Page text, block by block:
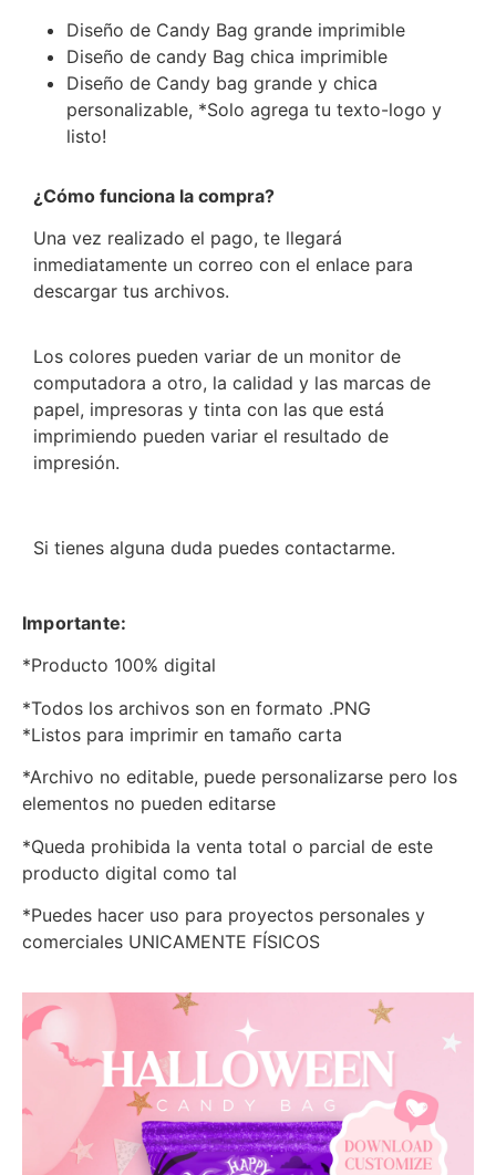
Diseño de Candy Bag grande imprimible
Diseño de candy Bag chica imprimible
Diseño de Candy bag grande y chica
personalizable, *Solo agrega tu texto-logo y
listo!
¿Cómo funciona la compra?
Una vez realizado el pago, te llegará
inmediatamente un correo con el enlace para
descargar tus archivos.
Los colores pueden variar de un monitor de
computadora a otro, la calidad y las marcas de
papel, impresoras y tinta con las que está
imprimiendo pueden variar el resultado de
impresión.
Si tienes alguna duda puedes contactarme.
Importante:
*Producto 100% digital
*Todos los archivos son en formato .PNG
*Listos para imprimir en tamaño carta
*Archivo no editable, puede personalizarse pero los
elementos no pueden editarse
*Queda prohibida la venta total o parcial de este
producto digital como tal
*Puedes hacer uso para proyectos personales y
comerciales UNICAMENTE FÍSICOS